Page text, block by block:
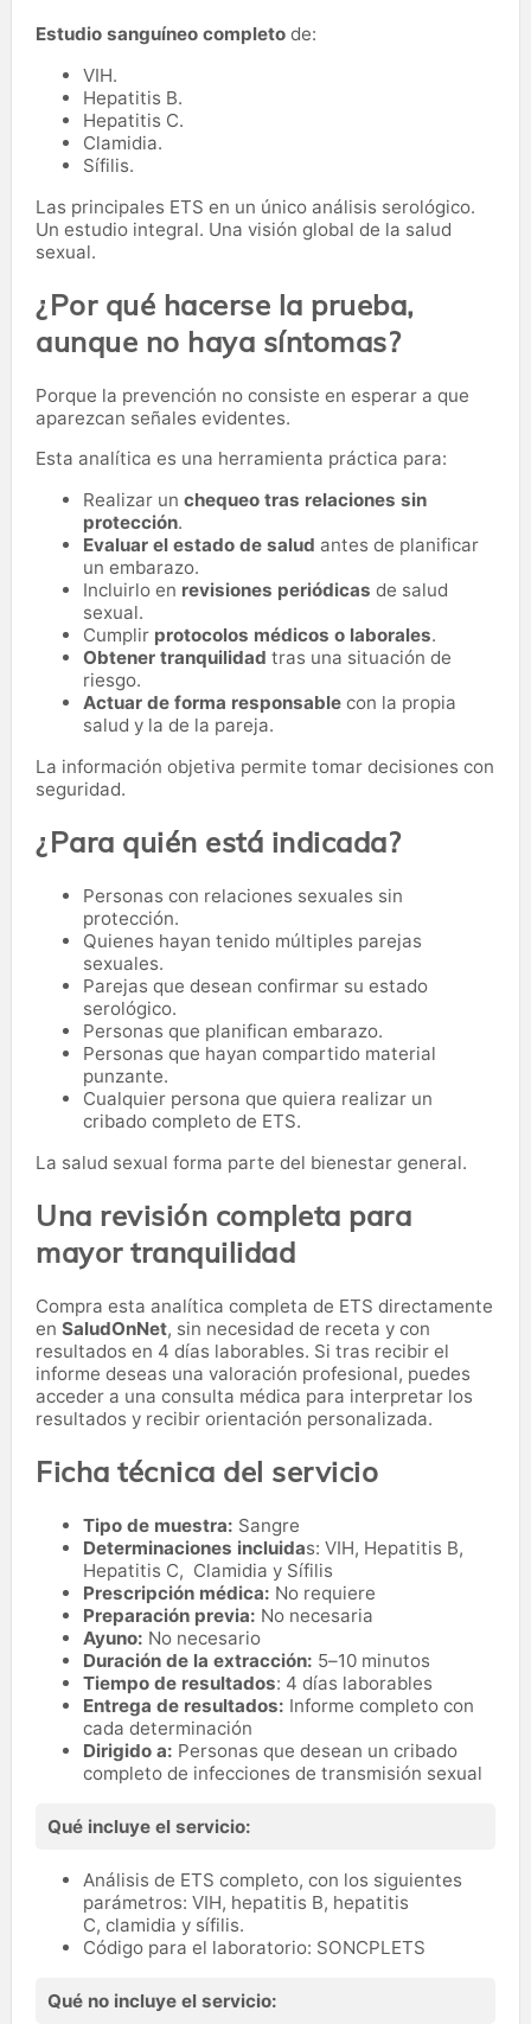
Estudio sanguíneo completo de:
VIH.
Hepatitis B.
Hepatitis C.
Clamidia.
Sífilis.
Las principales ETS en un único análisis serológico.
Un estudio integral. Una visión global de la salud
sexual.
¿Por qué hacerse la prueba,
aunque no haya síntomas?
Porque la prevención no consiste en esperar a que
aparezcan señales evidentes.
Esta analítica es una herramienta práctica para:
Realizar un chequeo tras relaciones sin
protección.
Evaluar el estado de salud antes de planificar
un embarazo.
Incluirlo en revisiones periódicas de salud
sexual.
Cumplir protocolos médicos o laborales.
Obtener tranquilidad tras una situación de
riesgo.
Actuar de forma responsable con la propia
salud y la de la pareja.
La información objetiva permite tomar decisiones con
seguridad.
¿Para quién está indicada?
Personas con relaciones sexuales sin
protección.
Quienes hayan tenido múltiples parejas
sexuales.
Parejas que desean confirmar su estado
serológico.
Personas que planifican embarazo.
Personas que hayan compartido material
punzante.
Cualquier persona que quiera realizar un
cribado completo de ETS.
La salud sexual forma parte del bienestar general.
Una revisión completa para
mayor tranquilidad
Compra esta analítica completa de ETS directamente
en SaludOnNet, sin necesidad de receta y con
resultados en 4 días laborables. Si tras recibir el
informe deseas una valoración profesional, puedes
acceder a una consulta médica para interpretar los
resultados y recibir orientación personalizada.
Ficha técnica del servicio
Tipo de muestra: Sangre
Determinaciones incluidas: VIH, Hepatitis B,
Hepatitis C, Clamidia y Sífilis
Prescripción médica: No requiere
Preparación previa: No necesaria
Ayuno: No necesario
Duración de la extracción: 5–10 minutos
Tiempo de resultados: 4 días laborables
Entrega de resultados: Informe completo con
cada determinación
Dirigido a: Personas que desean un cribado
completo de infecciones de transmisión sexual
Qué incluye el servicio:
Análisis de ETS completo, con los siguientes
parámetros: VIH, hepatitis B, hepatitis
C, clamidia y sífilis.
Código para el laboratorio: SONCPLETS
Qué no incluye el servicio: